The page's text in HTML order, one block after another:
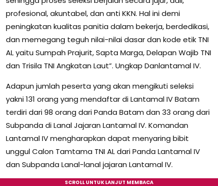
profesional, akuntabel, dan anti KKN. Hal ini demi
peningkatan kualitas panitia dalam bekerja, berdedikasi,
dan memegang teguh nilai-nilai dasar dan kode etik TNI
AL yaitu Sumpah Prajurit, Sapta Marga, Delapan Wajib TNI
dan Trisila TNI Angkatan Laut”. Ungkap Danlantamal IV.
Adapun jumlah peserta yang akan mengikuti seleksi
yakni 131 orang yang mendaftar di Lantamal IV Batam
terdiri dari 98 orang dari Panda Batam dan 33 orang dari
Subpanda di Lanal Jajaran Lantamal IV. Komandan
Lantamal IV mengharapkan dapat menyaring bibit
unggul Calon Tamtama TNI AL dari Panda Lantamal IV
dan Subpanda Lanal-lanal jajaran Lantamal IV.